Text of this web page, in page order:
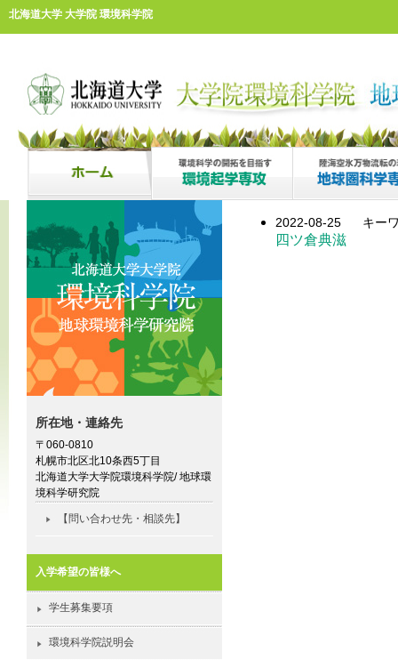
北海道大学 大学院 環境科学院
2022-08-25 キー
四ツ倉典滋
所在地・連絡先
〒060-0810
札幌市北区北10条西5丁目
北海道大学大学院環境科学院/ 地球環
境科学研究院
【問い合わせ先・相談先】
入学希望の皆様へ
学生募集要項
環境科学院説明会